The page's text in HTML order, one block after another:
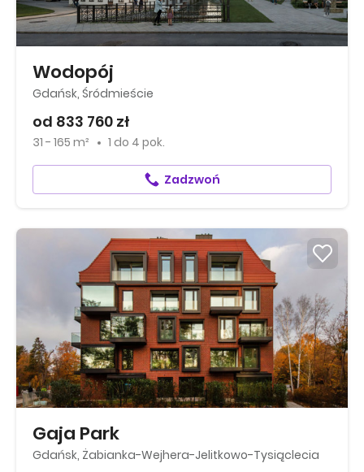
Wodopój
Gdańsk, Śródmieście
od 833 760 zł
31 - 165 m² 1 do 4 pok.
Zadzwoń
Gaja Park
Gdańsk, Żabianka-Wejhera-Jelitkowo-Tysiąclecia